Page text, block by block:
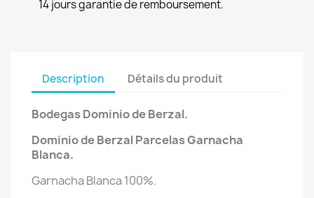
14 jours garantie de remboursement.
Description Détails du produit
Bodegas Dominio de Berzal.
Dominio de Berzal Parcelas Garnacha
Blanca.
Garnacha Blanca 100%.